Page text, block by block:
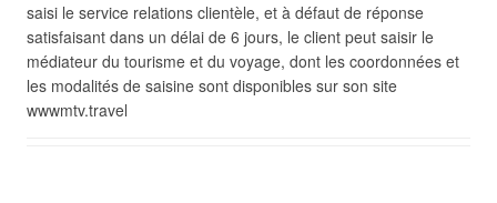
saisi le service relations clientèle, et à défaut de réponse
satisfaisant dans un délai de 6 jours, le client peut saisir le
médiateur du tourisme et du voyage, dont les coordonnées et
les modalités de saisine sont disponibles sur son site
wwwmtv.travel